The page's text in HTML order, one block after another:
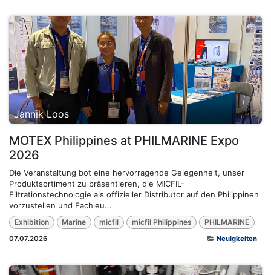
Jannik Loos
MOTEX Philippines at PHILMARINE Expo
2026
Die Veranstaltung bot eine hervorragende Gelegenheit, unser
Produktsortiment zu präsentieren, die MICFIL-
Filtrationstechnologie als offizieller Distributor auf den Philippinen
vorzustellen und Fachleu...
Exhibition Marine micfil micfil Philippines PHILMARINE
07.07.2026 Neuigkeiten